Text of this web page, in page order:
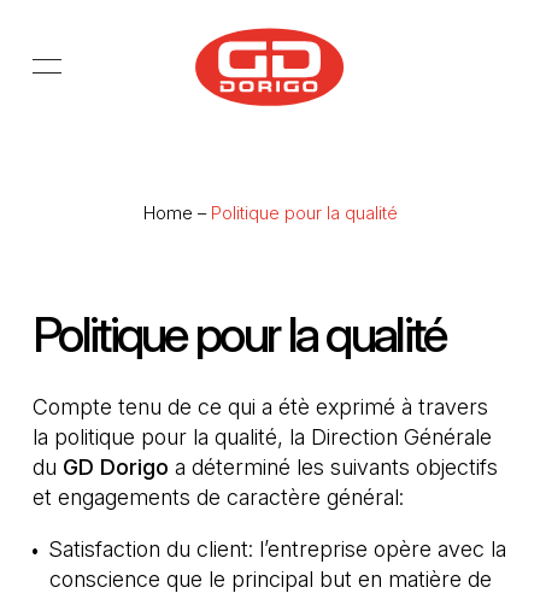
Home – Politique pour la qualité
Politique pour la qualité
Compte tenu de ce qui a étè exprimé à travers
la politique pour la qualité, la Direction Générale
du GD Dorigo a déterminé les suivants objectifs
et engagements de caractère général:
Satisfaction du client: l’entreprise opère avec la
conscience que le principal but en matière de